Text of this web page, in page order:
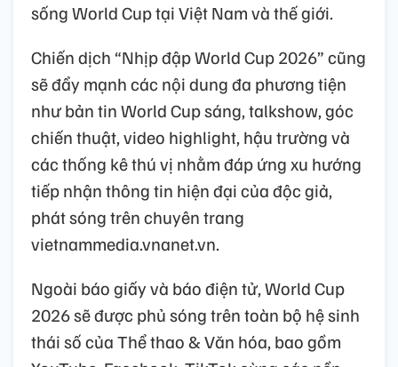
sống World Cup tại Việt Nam và thế giới.
Chiến dịch “Nhịp đập World Cup 2026” cũng
sẽ đẩy mạnh các nội dung đa phương tiện
như bản tin World Cup sáng, talkshow, góc
chiến thuật, video highlight, hậu trường và
các thống kê thú vị nhằm đáp ứng xu hướng
tiếp nhận thông tin hiện đại của độc giả,
phát sóng trên chuyên trang
vietnammedia.vnanet.vn.
Ngoài báo giấy và báo điện tử, World Cup
2026 sẽ được phủ sóng trên toàn bộ hệ sinh
thái số của Thể thao & Văn hóa, bao gồm